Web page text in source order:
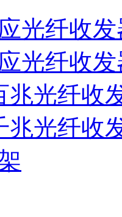
光纤收发
光纤收发
兆光纤收
兆光纤收